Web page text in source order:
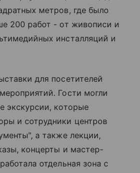
метров, где было
200 работ - от живописи и
инсталляций и
для посетителей
Гости могли
экскурсии, которые
и сотрудники центров
а также лекции,
концерты и мастер-
отдельная зона с